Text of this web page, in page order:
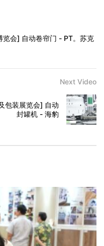
会] 自动卷帘门 - PT。苏克
Next Video
包装展览会] 自动
封罐机 - 海豹